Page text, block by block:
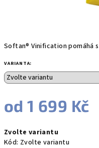
Softan® Vinification pomáhá
VARIANTA:
od1 699 Kč
cena:
Zvolte variantu
Kód: Zvolte variantu